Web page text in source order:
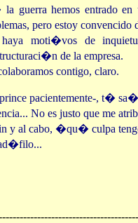
la guerra hemos entrado
pero estoy
moti�vos de
de la empresa.
contigo, claro.
pacientemente-, t�
No es justo que me
y al cabo, �qu� culpa